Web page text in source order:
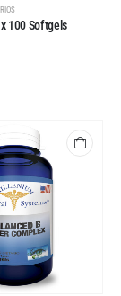
100 Softgels